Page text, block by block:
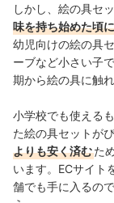
しかし、絵の具セ
味を持ち始めた頃
幼児向けの絵の具
ーブなど小さい子
期から絵の具に触
小学校でも使える
た絵の具セットが
よりも安く済むた
います。ECサイト
舗でも手に入るので